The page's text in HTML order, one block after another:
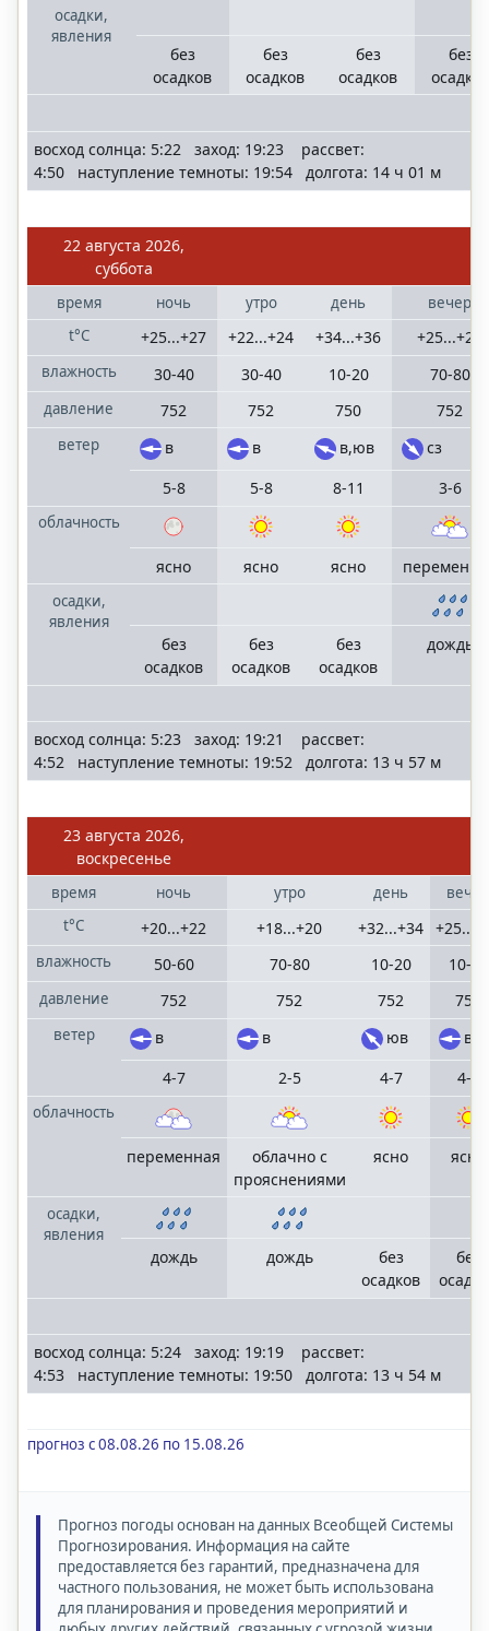
осадки,
явления
без
осадков
без
осадков
без
осадков
без
восход солнца: 5:22 заход: 19:23 рассвет:
4:50 наступление темноты: 19:54 долгота: 14 ч 01 м
22 августа 2026,
суббота
время
t°C
влажность
давление
ветер
облачность
осадки,
явления
ночь
+25...+27
30-40
752
в
5-8
ясно
без
осадков
утро
+22...+24
30-40
752
в
5-8
ясно
без
осадков
день
+34...+36
10-20
750
в,юв
8-11
ясно
без
осадков
вечер
+25...+27
70-80
752
сз
3-6
дождь
восход солнца: 5:23 заход: 19:21 рассвет:
4:52 наступление темноты: 19:52 долгота: 13 ч 57 м
23 августа 2026,
воскресенье
время
t°C
влажность
давление
ветер
облачность
осадки,
явления
ночь
+20...+22
50-60
752
в
4-7
переменная
дождь
утро
+18...+20
70-80
752
в
2-5
облачно с
прояснениями
дождь
день
+32...+34
10-20
752
юв
4-7
ясно
без
осадков
10-20
751
в
4-7
ясно
без
восход солнца: 5:24 заход: 19:19 рассвет:
4:53 наступление темноты: 19:50 долгота: 13 ч 54 м
прогноз с 08.08.26 по 15.08.26
Прогноз погоды основан на данных Всеобщей Системы
Прогнозирования. Информация на сайте
предоставляется без гарантий, предназначена для
частного пользования, не может быть использована
для планирования и проведения мероприятий и